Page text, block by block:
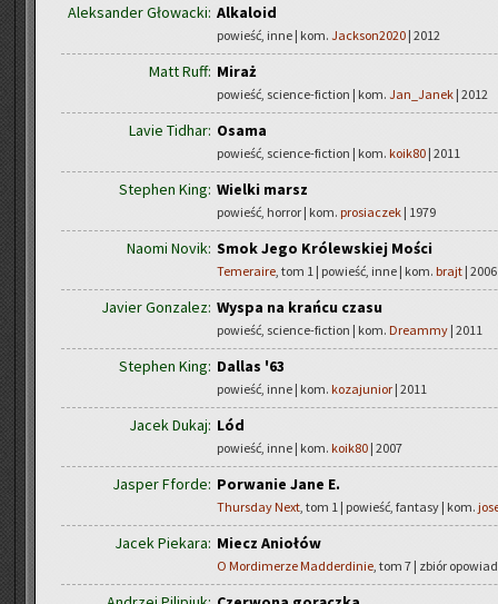
Aleksander Głowacki: Alkaloid
powieść, inne | kom. Jackson2020 | 2012
Matt Ruff: Miraż
powieść, science-fiction | kom. Jan_Janek | 2012
Lavie Tidhar: Osama
powieść, science-fiction | kom. koik80 | 2011
Stephen King: Wielki marsz
powieść, horror | kom. prosiaczek | 1979
Naomi Novik: Smok Jego Królewskiej Mości
Temeraire, tom 1 | powieść, inne | kom. brajt | 2006
Javier Gonzalez: Wyspa na krańcu czasu
powieść, science-fiction | kom. Dreammy | 2011
Stephen King: Dallas '63
powieść, inne | kom. kozajunior | 2011
Jacek Dukaj: Lód
powieść, inne | kom. koik80 | 2007
Jasper Fforde: Porwanie Jane E.
Thursday Next, tom 1 | powieść, fantasy | kom.
Jacek Piekara: Miecz Aniołów
O Mordimerze Madderdinie, tom 7 | zbiór